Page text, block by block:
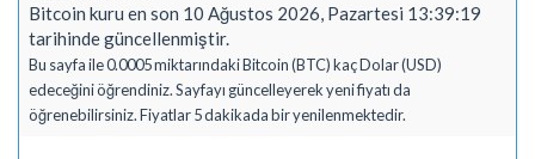
Bitcoin kuru en son 10 Ağustos 2026, Pazartesi 13:39:19
tarihinde güncellenmiştir.
Bu sayfa ile 0.0005 miktarındaki Bitcoin (BTC) kaç Dolar (USD)
edeceğini öğrendiniz. Sayfayı güncelleyerek yeni fiyatı da
öğrenebilirsiniz. Fiyatlar 5 dakikada bir yenilenmektedir.